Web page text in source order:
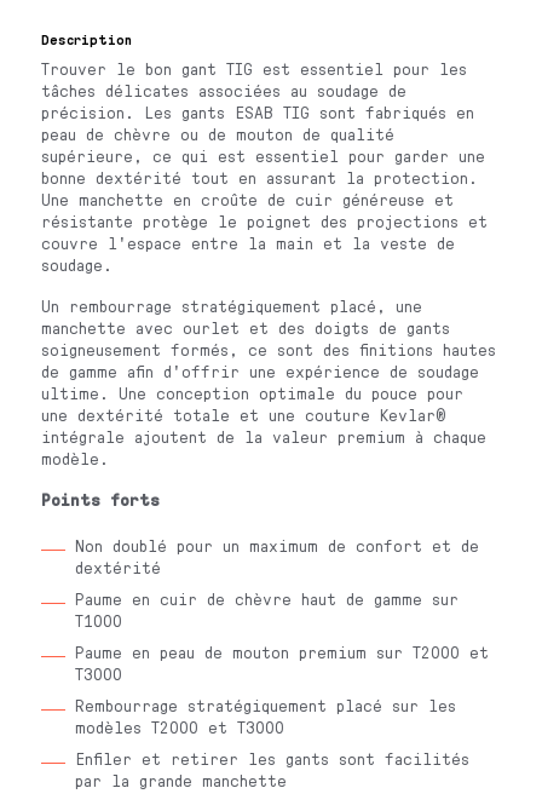
Description
Trouver le bon gant TIG est essentiel pour les
tâches délicates associées au soudage de
précision. Les gants ESAB TIG sont fabriqués en
peau de chèvre ou de mouton de qualité
supérieure, ce qui est essentiel pour garder une
bonne dextérité tout en assurant la protection.
Une manchette en croûte de cuir généreuse et
résistante protège le poignet des projections et
couvre l'espace entre la main et la veste de
soudage.
Un rembourrage stratégiquement placé, une
manchette avec ourlet et des doigts de gants
soigneusement formés, ce sont des finitions hautes
de gamme afin d'offrir une expérience de soudage
ultime. Une conception optimale du pouce pour
une dextérité totale et une couture Kevlar®
intégrale ajoutent de la valeur premium à chaque
modèle.
Points forts
Non doublé pour un maximum de confort et de
dextérité
Paume en cuir de chèvre haut de gamme sur
T1000
Paume en peau de mouton premium sur T2000 et
T3000
Rembourrage stratégiquement placé sur les
modèles T2000 et T3000
Enfiler et retirer les gants sont facilités
par la grande manchette